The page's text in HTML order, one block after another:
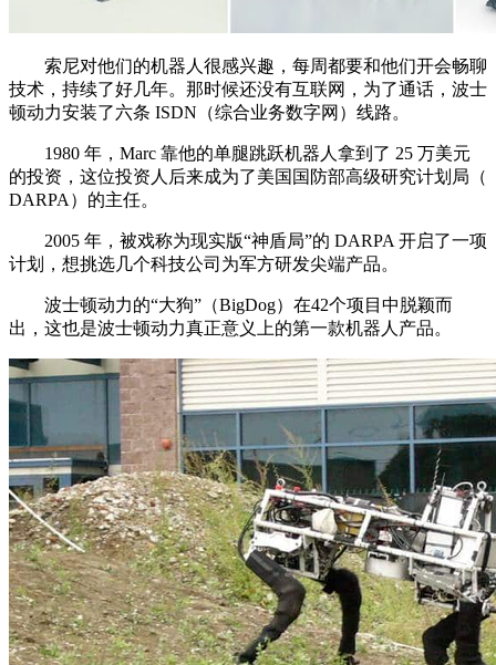
索尼对他们的机器人很感兴趣，每周都要和他们开会畅聊
技术，持续了好几年。那时候还没有互联网，为了通话，波士
顿动力安装了六条 ISDN（综合业务数字网）线路。
1980 年，Marc 靠他的单腿跳跃机器人拿到了 25 万美元
的投资，这位投资人后来成为了美国国防部高级研究计划局（
DARPA）的主任。
2005 年，被戏称为现实版“神盾局”的 DARPA 开启了一项
计划，想挑选几个科技公司为军方研发尖端产品。
波士顿动力的“大狗”（BigDog）在42个项目中脱颖而
出，这也是波士顿动力真正意义上的第一款机器人产品。